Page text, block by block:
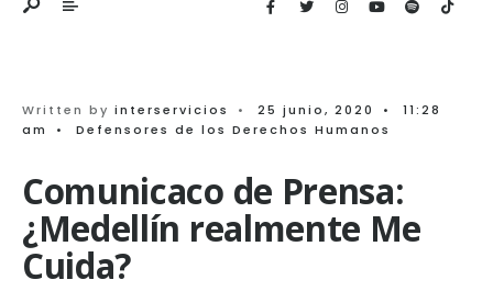
Written by interservicios • 25 junio, 2020 •
11:28
am
• Defensores de los Derechos Humanos
Comunicaco de Prensa:
¿Medellín realmente Me
Cuida?